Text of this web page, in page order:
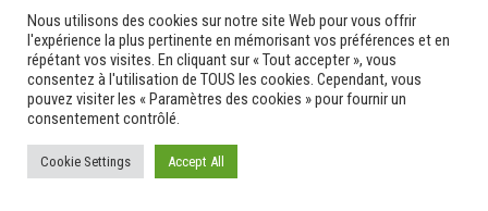
Transition Energétique
Transport et routes
Travail
Travaux
travaux utiles
Nous utilisons des cookies sur notre site Web pour vous offrir
l'expérience la plus pertinente en mémorisant vos préférences et en
répétant vos visites. En cliquant sur « Tout accepter », vous
consentez à l'utilisation de TOUS les cookies. Cependant, vous
pouvez visiter les « Paramètres des cookies » pour fournir un
consentement contrôlé.
Cookie Settings Accept All